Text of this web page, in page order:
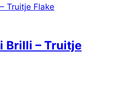
Brilli – Truitje